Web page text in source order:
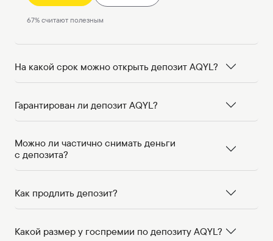
67%считают полезным
На какой срок можно открыть депозит AQYL?
Гарантирован ли депозит AQYL?
Можно ли частично снимать деньги
с депозита?
Как продлить депозит?
Какой размер у госпремии по депозиту AQYL?